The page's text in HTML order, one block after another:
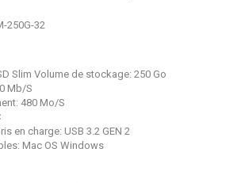
250G-32
Slim Volume de stockage: 250 Go
Mb/S
480 Mo/S
en charge: USB 3.2 GEN 2
Mac OS Windows